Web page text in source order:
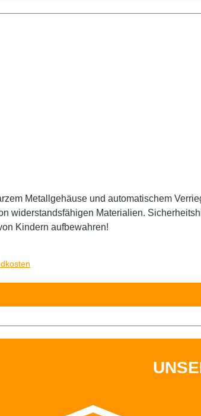
Metallgehäuse und automatischem
widerstandsfähigen Materialien.
Kindern aufbewahren!